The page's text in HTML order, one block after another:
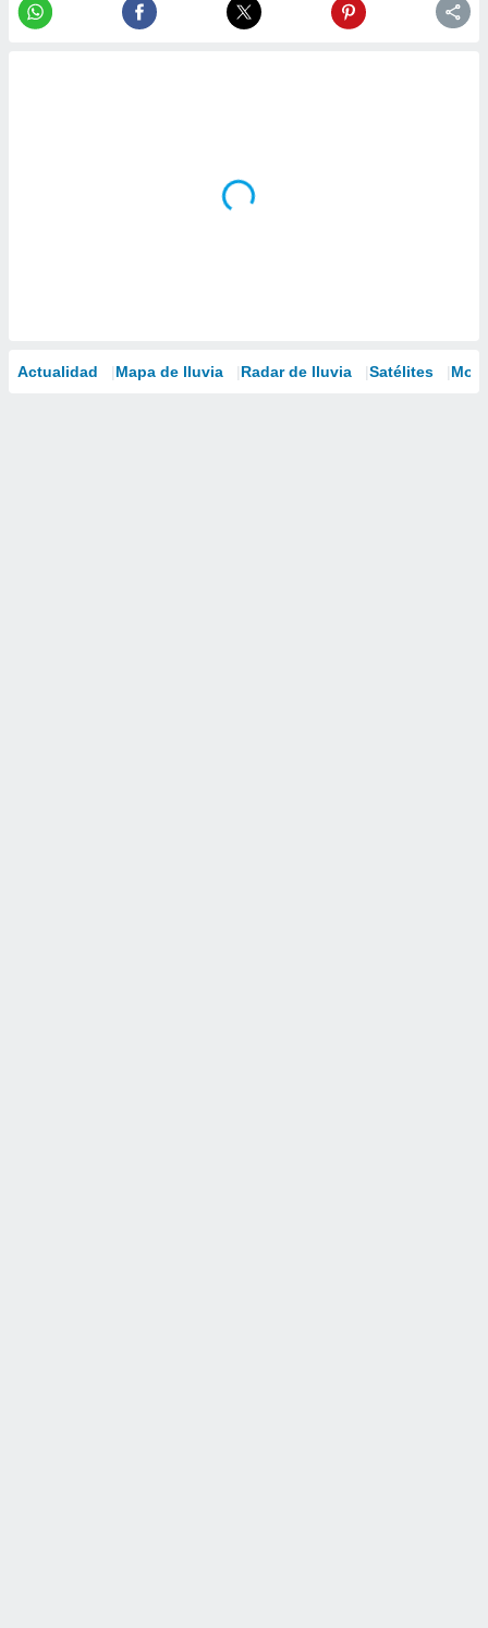
Actualidad Mapa de lluvia Radar de lluvia Satélites